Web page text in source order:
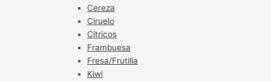
Cereza
Ciruelo
Cítricos
Frambuesa
Fresa/Frutilla
Kiwi